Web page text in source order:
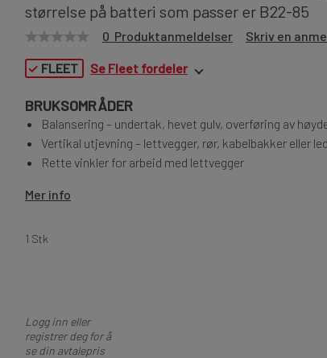
størrelse på batteri som passer er B22-85
0 Produktanmeldelser Skriv en
✓ FLEET Se Fleet fordeler
BRUKSOMRÅDER
Balansering – undertak, hevet gulv, overføring av
Vertikal utjevning – lettvegger, rør, kabelbakker eller
Rette vinkler for arbeid med lettvegger
Mer info
1 Stk
Logg inn eller
registrer deg for å
se din avtalepris